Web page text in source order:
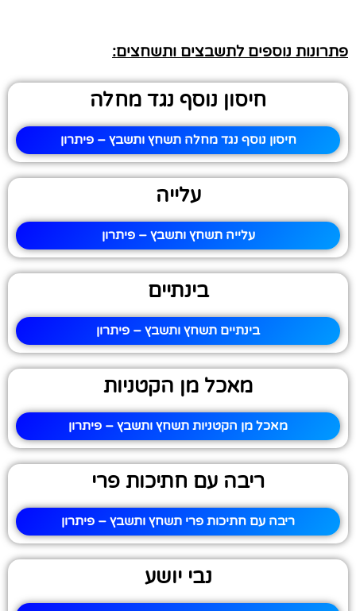
פתרונות נוספים לתשבצים ותשחצים:
חיסון נוסף נגד מחלה
חיסון נוסף נגד מחלה תשחץ ותשבץ – פיתרון
עלייה
עלייה תשחץ ותשבץ – פיתרון
בינתיים
בינתיים תשחץ ותשבץ – פיתרון
מאכל מן הקטניות
מאכל מן הקטניות תשחץ ותשבץ – פיתרון
ריבה עם חתיכות פרי
ריבה עם חתיכות פרי תשחץ ותשבץ – פיתרון
נבי יושע